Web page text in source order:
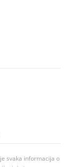
svaka informacija o